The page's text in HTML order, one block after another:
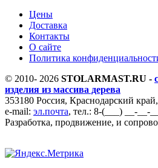
Цены
Доставка
Контакты
О сайте
Политика
© 2010- 2026 STOLARMAST.RU -
изделия из массива дерева
353180 Россия, Краснодарский
e-mail: эл.почта, тел.: 8-(___) __-__-
Разработка, продвижение, и